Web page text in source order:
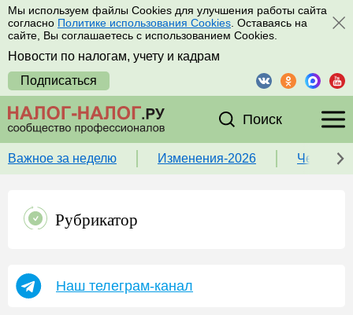
Мы используем файлы Cookies для улучшения работы сайта
согласно Политике использования Cookies . Оставаясь на
сайте, Вы соглашаетесь с использованием Cookies.
Новости по налогам, учету и кадрам
Подписаться
Поиск
Важное за неделю Изменения-2026 Чек-
Рубрикатор
Наш телеграм-канал